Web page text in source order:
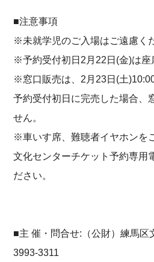
■注意事項
※未就学児のご入場はご遠慮く
※予約受付初日2月22日(金)は座
※窓口販売は、2月23日(土
予約受付初日に完売した場合、
せん。
※車いす席、難聴者イヤホンを
文化センターチケット予約専用
ださい。
■主 催・問合せ:（公財）練馬
3993-3311